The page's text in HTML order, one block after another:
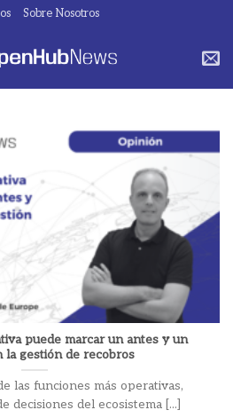
Sobre Nosotros
puede marcar un antes y un
la gestión de recobros
las funciones más operativas,
decisiones del ecosistema [...]